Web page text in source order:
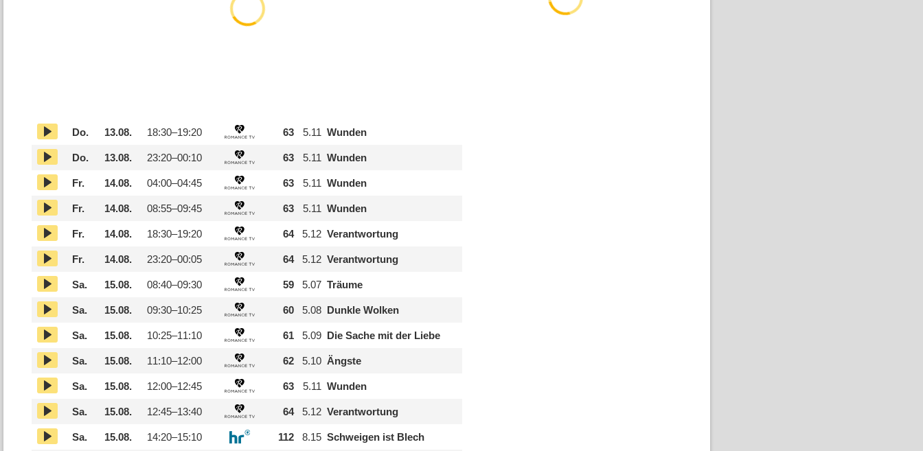
Do. 13.08. 18:30–19:20 63 5.11 Wunden
Do. 13.08. 23:20–00:10 63 5.11 Wunden
Fr. 14.08. 04:00–04:45 63 5.11 Wunden
Fr. 14.08. 08:55–09:45 63 5.11 Wunden
Fr. 14.08. 18:30–19:20 64 5.12 Verantwortung
Fr. 14.08. 23:20–00:05 64 5.12 Verantwortung
Sa. 15.08. 08:40–09:30 59 5.07 Träume
Sa. 15.08. 09:30–10:25 60 5.08 Dunkle Wolken
Sa. 15.08. 10:25–11:10 61 5.09 Die Sache mit der Liebe
Sa. 15.08. 11:10–12:00 62 5.10 Ängste
Sa. 15.08. 12:00–12:45 63 5.11 Wunden
Sa. 15.08. 12:45–13:40 64 5.12 Verantwortung
Sa. 15.08. 14:20–15:10 112 8.15 Schweigen ist Blech